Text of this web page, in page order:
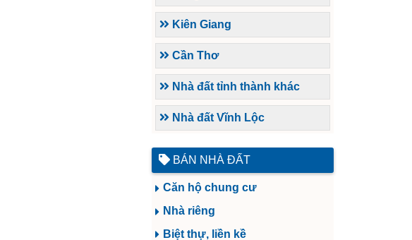
Kiên Giang
Cần Thơ
Nhà đất tỉnh thành khác
Nhà đất Vĩnh Lộc
BÁN NHÀ ĐẤT
Căn hộ chung cư
Nhà riêng
Biệt thự, liền kề